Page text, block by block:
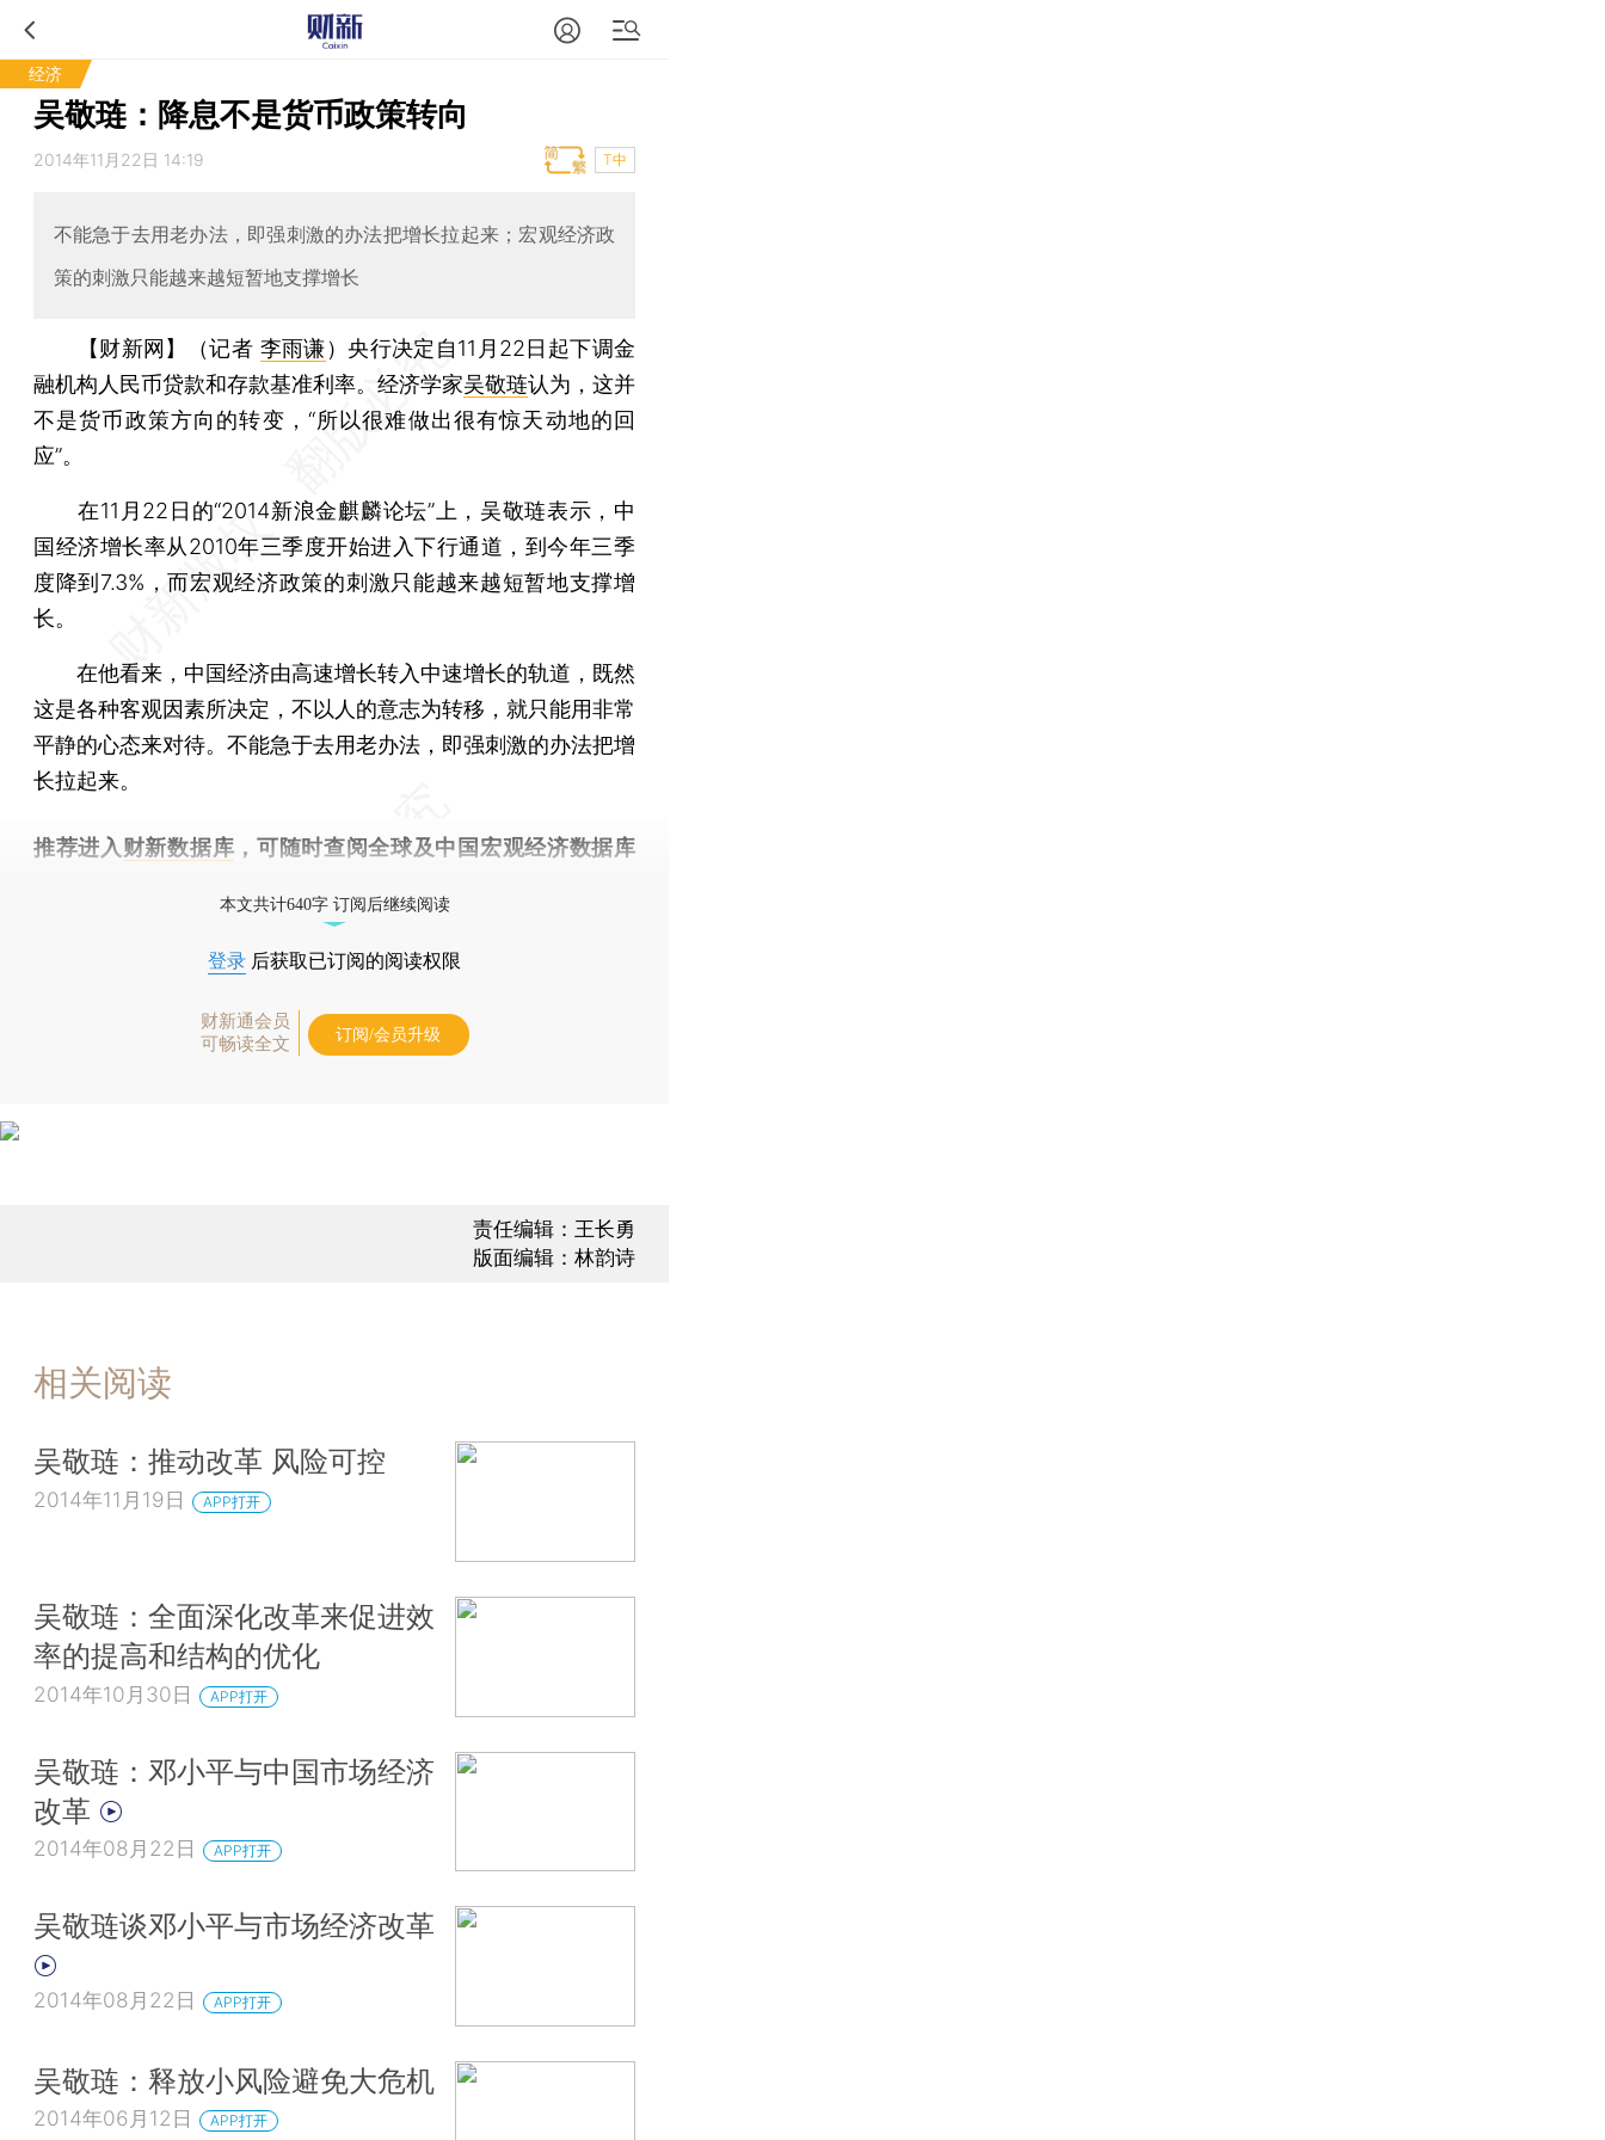
经济
吴敬琏：降息不是货币政策转向
2014年11月22日 14:19 T中
不能急于去用老办法，即强刺激的办法把增长拉起来；宏观经济政
策的刺激只能越来越短暂地支撑增长
【财新网】（记者 李雨谦）央行决定自11月22日起下调金
融机构人民币贷款和存款基准利率。经济学家吴敬琏认为，这并
不是货币政策方向的转变，“所以很难做出很有惊天动地的回
应”。
在11月22日的“2014新浪金麒麟论坛”上，吴敬琏表示，中
国经济增长率从2010年三季度开始进入下行通道，到今年三季
度降到7.3%，而宏观经济政策的刺激只能越来越短暂地支撑增
长。
在他看来，中国经济由高速增长转入中速增长的轨道，既然
这是各种客观因素所决定，不以人的意志为转移，就只能用非常
平静的心态来对待。不能急于去用老办法，即强刺激的办法把增
长拉起来。
推荐进入 财新数据库 ，可随时查阅全球及中国宏观经济数据库
本文共计640字 订阅后继续阅读
登录 后获取已订阅的阅读权限
财新通会员
可畅读全文
订阅/会员升级
责任编辑：王长勇
版面编辑：林韵诗
相关阅读
吴敬琏：推动改革 风险可控
2014年11月19日 APP打开
吴敬琏：全面深化改革来促进效
率的提高和结构的优化
2014年10月30日 APP打开
吴敬琏：邓小平与中国市场经济
改革
2014年08月22日 APP打开
吴敬琏谈邓小平与市场经济改革
2014年08月22日 APP打开
吴敬琏：释放小风险避免大危机
2014年06月12日 APP打开